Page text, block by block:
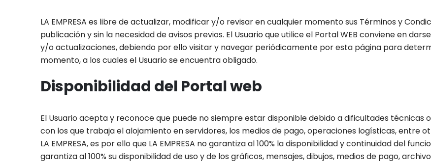
LA EMPRESA es libre de actualizar, modificar y/o revisar en cualquier momento sus Términos y
publicación y sin la necesidad de avisos previos. El Usuario que utilice el Portal WEB conviene en
y/o actualizaciones, debiendo por ello visitar y navegar periódicamente por esta página para
momento, a los cuales el Usuario se encuentra obligado.
Disponibilidad del Portal web
El Usuario acepta y reconoce que puede no siempre estar disponible debido a dificultades técnicas
con los que trabaja el alojamiento en servidores, los medios de pago, operaciones logísticas, entre
LA EMPRESA, es por ello que LA EMPRESA no garantiza al 100% la disponibilidad y continuidad del
garantiza al 100% su disponibilidad de uso y de los gráficos, mensajes, dibujos, medios de pago,